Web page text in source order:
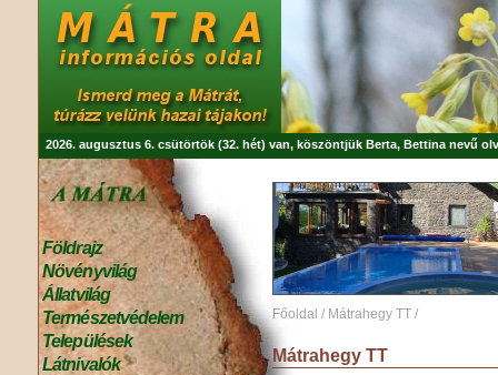
2026. augusztus 6. csütörtök (32. hét) van, köszöntjük Berta, Bettina nevű
Földrajz
Növényvilág
Állatvilág
Természetvédelem
Települések
Látnivalók
Főoldal / Mátrahegy TT /
Mátrahegy TT